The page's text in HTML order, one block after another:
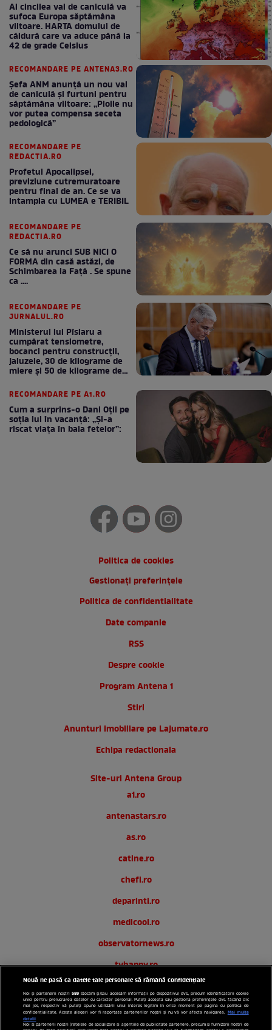
Al cincilea val de caniculă va
sufoca Europa săptămâna
viitoare. HARTA domului de
căldură care va aduce până la
42 de grade Celsius
RECOMANDARE PE ANTENA3.RO
Șefa ANM anunță un nou val
de caniculă și furtuni pentru
săptămâna viitoare: „Ploile nu
vor putea compensa seceta
pedologică”
RECOMANDARE PE
REDACTIA.RO
Profetul Apocalipsei,
previziune cutremuratoare
pentru final de an. Ce se va
intampla cu LUMEA e TERIBIL
RECOMANDARE PE
REDACTIA.RO
Ce să nu arunci SUB NICI O
FORMA din casă astăzi, de
Schimbarea la Față . Se spune
ca ....
RECOMANDARE PE
JURNALUL.RO
Ministerul lui Pîslaru a
cumpărat tensiometre,
bocanci pentru construcții,
jaluzele, 30 de kilograme de
miere și 50 de kilograme de
RECOMANDARE PE A1.RO
Cum a surprins-o Dani Oțil pe
soția lui în vacanță: „Și-a
riscat viața în baia fetelor”:
Politica de cookies
Gestionați preferințele
Politica de confidentialitate
Date companie
RSS
Despre cookie
Program Antena 1
Stiri
Anunturi imobiliare pe Lajumate.ro
Echipa redactionala
Site-uri Antena Group
a1.ro
antenastars.ro
as.ro
catine.ro
chefi.ro
deparinti.ro
medicool.ro
observatornews.ro
tvhappy.ro
useit.ro
zutv.ro
Nouă ne pasă ca datele tale personale să rămână confidențiale
Noi și partenerii noștri589 stocăm și/sau accesăm informații pe dispozitivul dvs., precum identificatorii cookie
unici pentru prelucrarea datelor cu caracter personal. Puteți accepta sau gestiona preferințele dvs. făcând clic
mai jos, respectiv vă puteți opune utilizării unui interes legitim în orice moment pe pagina cu politica de
confidențialitate. Aceste alegeri vor fi raportate partenerilor noștri și nu vă vor afecta navigarea. Mai multe
detalii
Noi si partenerii nostri (retelele de socializare si agentiile de publicitate partenere, precum si furnizorii nostri de